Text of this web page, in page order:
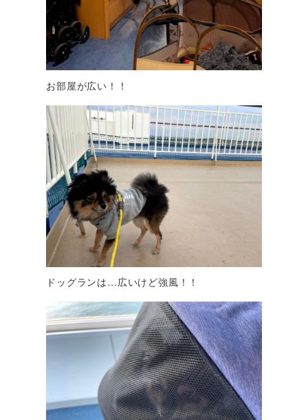
お部屋が広い！！
ドッグランは…広いけど強風！！